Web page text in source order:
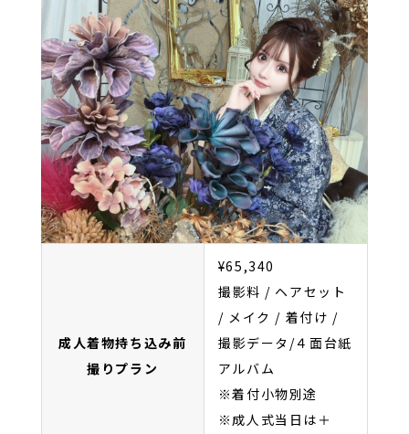
成人着物持ち込み前
撮りプラン
¥65,340
撮影料 / ヘアセット
/ メイク / 着付け /
撮影データ/４面台紙
アルバム
※着付小物別途
※成人式当日は＋